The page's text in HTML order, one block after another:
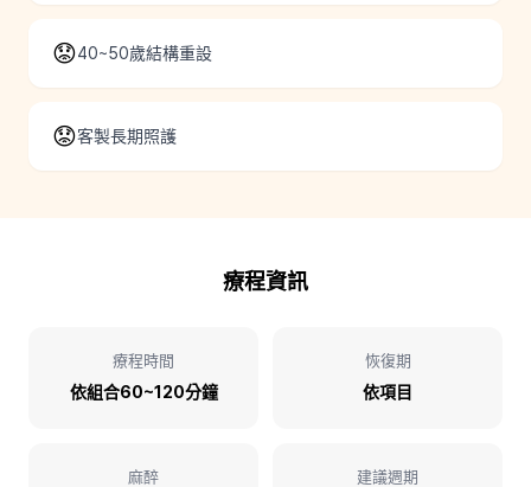
😟40~50歲結構重設
😟客製長期照護
療程資訊
療程時間
依組合60~120分鐘
恢復期
依項目
麻醉 建議週期